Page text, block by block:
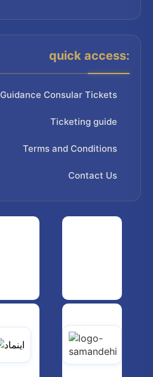
quick access:
Guidance Consular Tickets
Ticketing guide
Terms and Conditions
Contact Us